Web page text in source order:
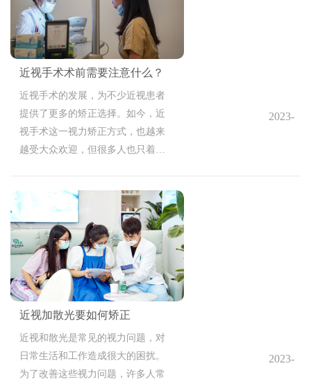
近视手术术前需要注意什么？
近视手术的发展，为不少近视患者
提供了更多的矫正选择。如今，近
视手术这一视力矫正方式，也越来
越受大众欢迎，但很多人也只着重
近视手术术前需要注意什么？
2023-
近视加散光要如何矫正
近视和散光是常见的视力问题，对
日常生活和工作造成很大的困扰。
为了改善这些视力问题，许多人常
2023-